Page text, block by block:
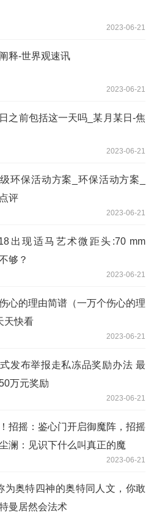
2023-06-21
释-世界观速讯
2023-06-21
之前包括这一天吗_某月某日-焦
2023-06-21
环保活动方案_环保活动方案_
评
2023-06-21
出现适马艺术微距头:70 mm
够？
2023-06-21
心的理由简谱（一万个伤心的理
天快看
2023-06-21
发布举报走私冻品奖励办法 最
万元奖励
2023-06-21
招摇：鉴心门开启御魔阵，招摇
澜：见识下什么叫真正的魔
2023-06-21
为奥特四神的奥特同人文，你敢
曼居然会法术